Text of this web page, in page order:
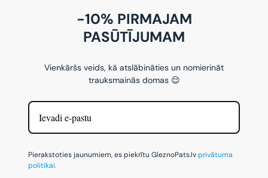
-10% PIRMAJAM
PASŪTĪJUMAM
Vienkāršs veids, kā atslābināties un nomierināt
trauksmainās domas 😌
Pierakstoties jaunumiem, es piekrītu GleznoPats.lvprivātuma
politikai.